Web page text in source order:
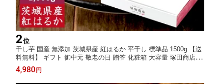
2位
干し芋 国産 無添加 茨城県産 紅はるか 平干し 標準品 1500g 【送
料無料】 ギフト 御中元 敬老の日 贈答 化粧箱 大容量 塚田商店
【土日祝出荷】 干しいも ほしいも さつまいも 和菓子 スイーツ
おやつ お取り寄せ プレゼント
4,980円